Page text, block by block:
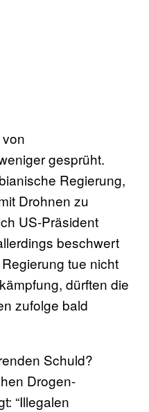
gesprüht.
Regierung,
Drohnen zu
US-Präsident
beschwert
tue nicht
dürften die
zufolge bald
Schuld?
Drogen-
“Illegalen